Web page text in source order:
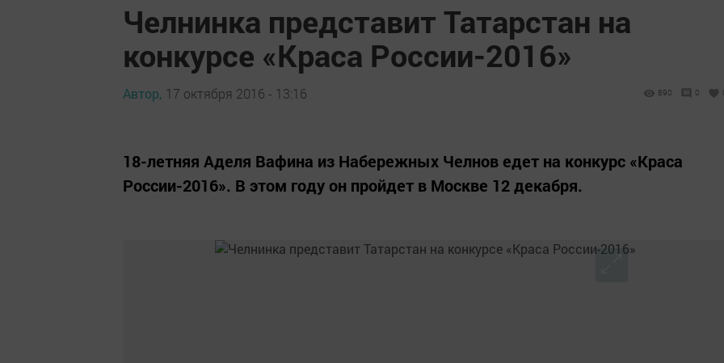
Челнинка представит Татарстан на
конкурсе «Краса России-2016»
Автор, 17 октября 2016 - 13:16 890 0
18-летняя Аделя Вафина из Набережных Челнов едет на конкурс «Краса
России-2016». В этом году он пройдет в Москве 12 декабря.